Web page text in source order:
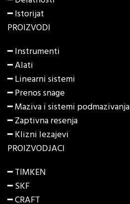
━ Istorijat
PROIZVODI
━Instrumenti
━Alati
━Linearni sistemi
━Prenos snage
━Maziva i sistemi podmazivanja
━Zaptivna resenja
━Klizni lezajevi
PROIZVODJACI
━ TIMKEN
━ SKF
━ CRAFT